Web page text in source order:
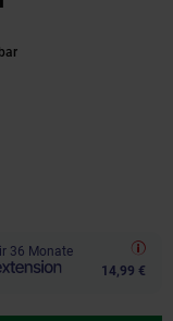
36 Monate
14,99 €